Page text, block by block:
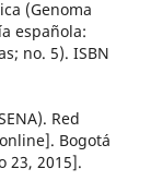
(Genoma
española:
no. 5). ISBN
Red
Bogotá
23, 2015].